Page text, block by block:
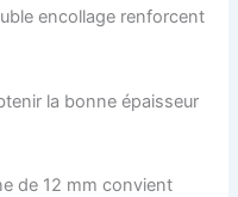
encollage renforcent
la bonne épaisseur
de 12 mm convient